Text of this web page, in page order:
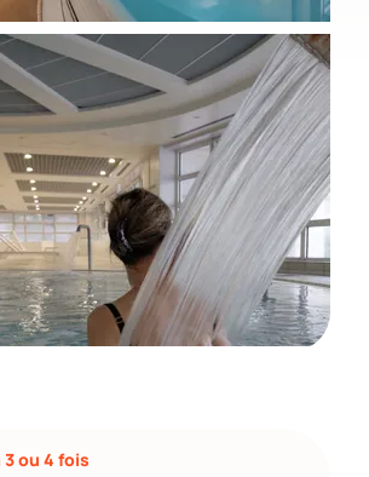
ou 4 fois